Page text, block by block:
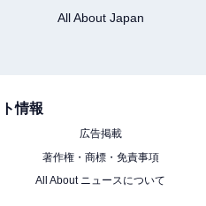
All About Japan
情報
広告掲載
著作権・商標・免責事項
All About ニュースについて